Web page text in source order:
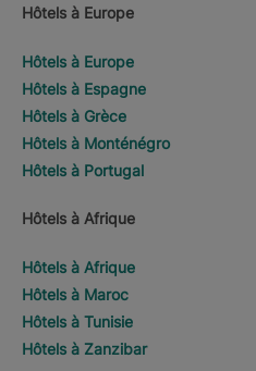
Hôtels à Europe
Hôtels à Europe
Hôtels à Espagne
Hôtels à Grèce
Hôtels à Monténégro
Hôtels à Portugal
Hôtels à Afrique
Hôtels à Afrique
Hôtels à Maroc
Hôtels à Tunisie
Hôtels à Zanzibar